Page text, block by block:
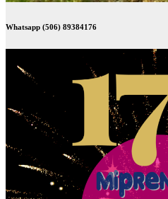
Whatsapp (506) 89384176